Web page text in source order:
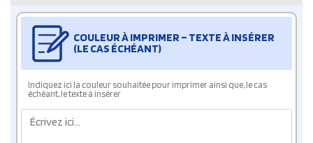
COULEUR À IMPRIMER – TEXTE À INSÉRER
(LE CAS ÉCHÉANT)
Indiquez ici la couleur souhaitée pour imprimer ainsi que, le cas
échéant, le texte à insérer